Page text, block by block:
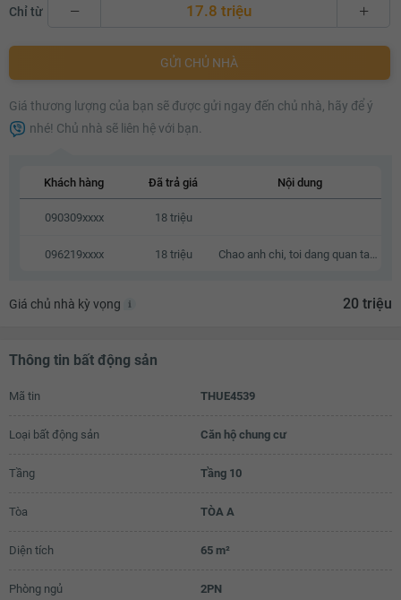
Chỉ từ 17.8 triệu
18 triệu
18.3 triệu
18.9 triệu
19 triệu
19.4 triệu
19.5 triệu
GỬI CHỦ NHÀ
Giá thương lượng của bạn sẽ được gửi ngay đến chủ nhà, hãy để ý
nhé! Chủ nhà sẽ liên hệ với bạn.
Khách hàng Đã trả giá Nội dung
090309xxxx 18 triệu
096219xxxx 18 triệu
Giá chủ nhà kỳ vọng 20 triệu
Thông tin bất động sản
Mã tin THUE4539
Loại bất động sản Căn hộ chung cư
Tầng Tầng 10
Tòa TÒA A
Diện tích 65 m²
Phòng ngủ 2PN